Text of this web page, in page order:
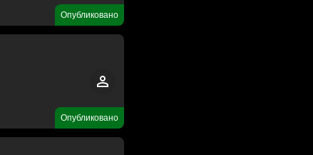
Опубликовано
Опубликовано